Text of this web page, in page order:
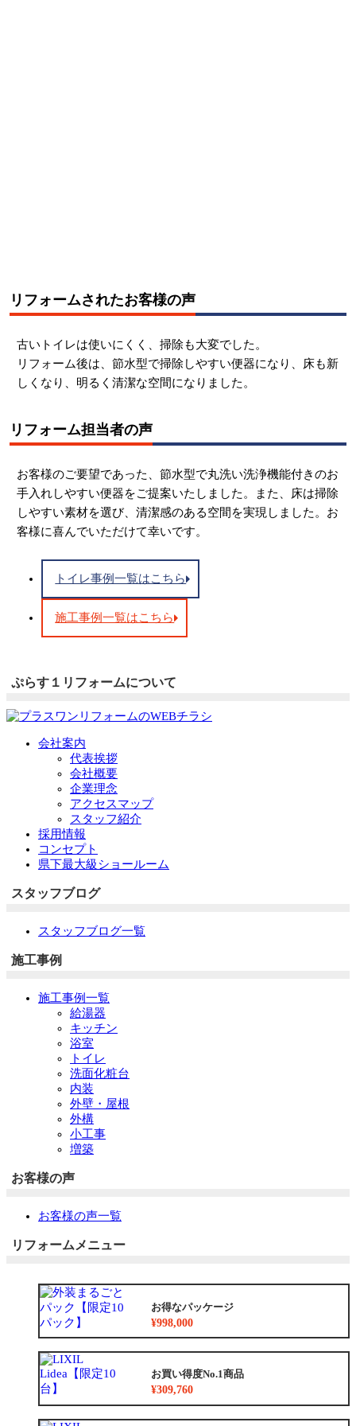
リフォームされたお客様の声
古いトイレは使いにくく、 掃除も大変でした。
リフォーム後は、 節水型で掃除しやすい便器になり、
床も新
しくなり、 明るく清潔な空間になりました。
リフォーム担当者の声
お客様のご要望であった、 節水型で丸洗い洗浄機能付きのお
手入れしやすい便器をご提案いたしました。
また、
床は掃除
しやすい素材を選び、 清潔感のある空間を実現しました。 お
客様に喜んでいただけて幸いです。
トイレ事例一覧はこちら
施工事例一覧はこちら
ぷらす１リフォームについて
会社案内
代表挨拶
会社概要
企業理念
アクセスマップ
スタッフ紹介
採用情報
コンセプト
県下最大級ショールーム
スタッフブログ
スタッフブログ一覧
施工事例
施工事例一覧
給湯器
キッチン
浴室
トイレ
洗面化粧台
内装
外壁・屋根
外構
小工事
増築
お客様の声
お客様の声一覧
リフォームメニュー
お得なパッケージ
¥998,000
お買い得度No.1商品
¥309,760